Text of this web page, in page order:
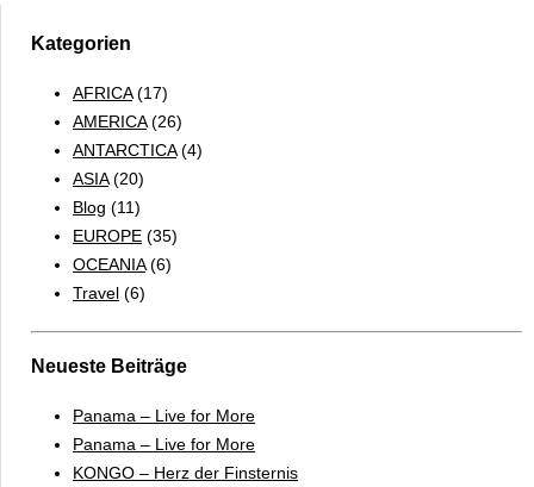
TAUCHEN
UND
SCHNORCHELN
Kategorien
AFRICA(17)
AMERICA(26)
ANTARCTICA(4)
ASIA(20)
Blog (11)
EUROPE (35)
OCEANIA(6)
Travel (6)
Neueste Beiträge
Panama – Live for More
Panama – Live for More
KONGO – Herz der Finsternis